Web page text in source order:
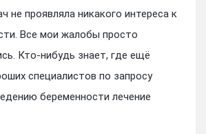
не проявляла никакого интереса к
Все мои жалобы просто
Кто-нибудь знает, где ещё
специалистов по запросу
беременности лечение